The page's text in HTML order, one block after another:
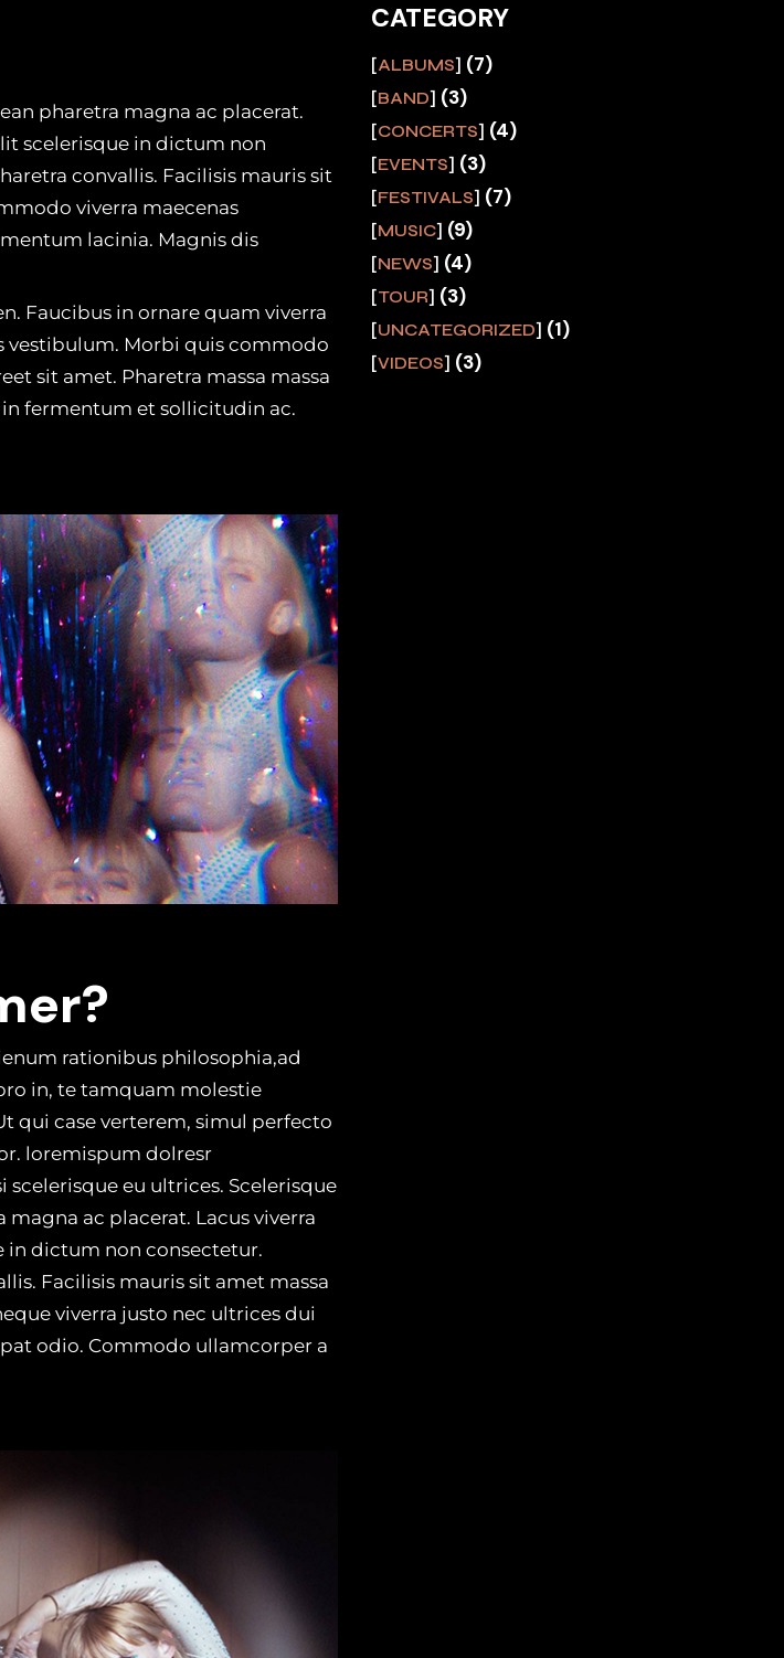
pharetra magna ac placerat.
scelerisque in dictum non
convallis. Facilisis mauris sit
viverra maecenas
lacinia. Magnis dis
Faucibus in ornare quam viverra
vestibulum. Morbi quis commodo
sit amet. Pharetra massa massa
fermentum et sollicitudin ac.
rationibus philosophia,ad
in, te tamquam molestie
qui case verterem, simul perfecto
loremispum dolresr
eu ultrices. Scelerisque
ac placerat. Lacus viverra
in dictum non consectetur.
Facilisis mauris sit amet massa
viverra justo nec ultrices dui
odio. Commodo ullamcorper a
CATEGORY
ALBUMS (7)
BAND (3)
CONCERTS (4)
EVENTS (3)
FESTIVALS (7)
MUSIC (9)
NEWS (4)
TOUR (3)
UNCATEGORIZED (1)
VIDEOS (3)